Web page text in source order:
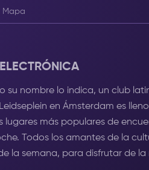
Mapa
su nombre lo indica, un club
en Ámsterdam es
lugares más populares de
Todos los amantes de la
la semana, para disfrutar de